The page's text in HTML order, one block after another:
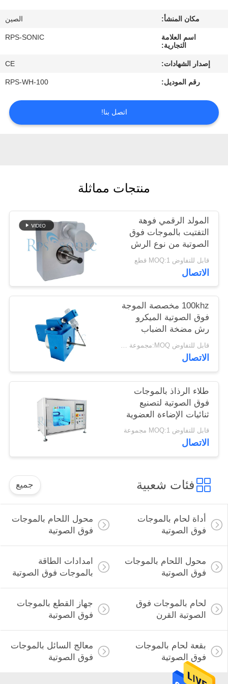
مراقبة
الجودة
أخبار
الموقع
سياسة
الخصوصية
مكان المنشأ: الصين
اسم العلامة
التجارية:
RPS-SONIC
إصدار الشهادات: CE
رقم الموديل: RPS-WH-100
اتصل بنا!
منتجات مماثلة
المولد الرقمي فوهة
التفتيت بالموجات فوق
الصوتية من نوع الرش
الواسع للرش المتدفق
قابل للتفاوض MOQ:1 قطع
الاتصال
100khz مخصصة الموجة
فوق الصوتية الميكرو
رش مضخة الضباب
المذنب
قابل للتفاوض MOQ:مجموعة واحدة
الاتصال
طلاء الرذاذ بالموجات
فوق الصوتية لتصنيع
ثنائيات الإضاءة العضوية
البوليمرية
قابل للتفاوض MOQ:1 مجموعة
الاتصال
فئات شعبية جميع
أداة لحام بالموجات
فوق الصوتية
محول اللحام بالموجات
فوق الصوتية
محول اللحام بالموجات
فوق الصوتية
امدادات الطاقة
بالموجات فوق الصوتية
لحام بالموجات فوق
الصوتية القرن
جهاز القطع بالموجات
فوق الصوتية
بقعة لحام بالموجات
فوق الصوتية
معالج السائل بالموجات
فوق الصوتية